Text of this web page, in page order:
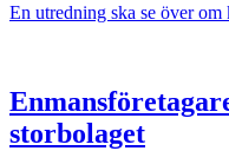
En utredning ska se över om
storbolaget